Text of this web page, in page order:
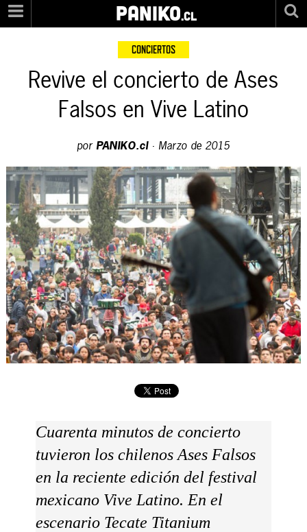
PANIKO.cl
CONCIERTOS
Revive el concierto de Ases
Falsos en Vive Latino
por PANIKO.cl· Marzo de 2015
Cuarenta minutos de concierto
tuvieron los chilenos Ases Falsos
en la reciente edición del festival
mexicano Vive Latino. En el
escenario Tecate Titanium